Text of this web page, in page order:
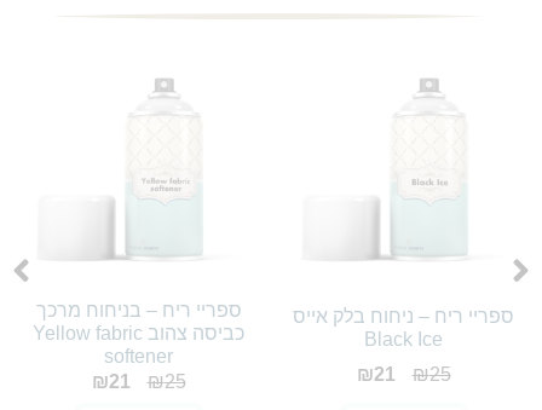
ספריי ריח – ניחוח בלק אייס
Black Ice
₪25
₪21
ספריי ריח – בניחוח מרכך
כביסה צהוב Yellow fabric
softener
₪25
₪21